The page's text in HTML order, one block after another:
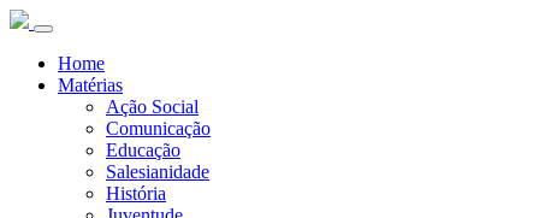
Home
Matérias
Ação Social
Comunicação
Educação
Salesianidade
História